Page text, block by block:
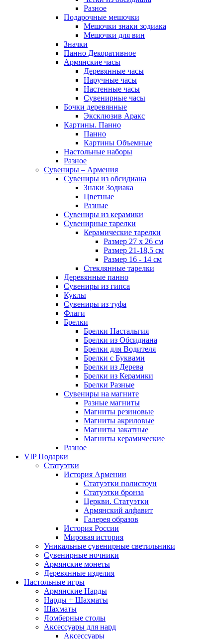
Разное
Подарочные мешочки
Мешочки знаки зодиака
Мешочки для вин
Значки
Панно Декоративное
Армянские часы
Деревянные часы
Наручные часы
Настенные часы
Сувенирные часы
Бочки деревянные
Эксклюзив Аракс
Картины. Панно
Панно
Картины Объемные
Настольные наборы
Разное
Сувениры – Армения
Сувениры из обсидиана
Знаки Зодиака
Цветные
Разные
Сувениры из керамики
Сувенирные тарелки
Керамические тарелки
Размер 27 х 26 см
Размер 21-18,5 см
Размер 16 - 14 см
Стеклянные тарелки
Деревянные панно
Сувениры из гипса
Куклы
Сувениры из туфа
Флаги
Брелки
Брелки Настальгия
Брелки из Обсидиана
Брелки для Водителя
Брелки с Буквами
Брелки из Дерева
Брелки из Керамики
Брелки Разные
Сувениры на магните
Разные магниты
Магниты резиновые
Магниты акриловые
Магниты закатные
Магниты керамические
Разное
VIP Подарки
Статуэтки
История Армении
Статуэтки полистоун
Статуэтки бронза
Церкви. Статуэтки
Армянский алфавит
Галерея образов
История России
Мировая история
Уникальные сувенирные светильники
Сувенирные ночники
Армянские монеты
Деревянные изделия
Настольные игры
Армянские Нарды
Нарды + Шахматы
Шахматы
Ломберные столы
Аксессуары для нард
Аксессуары